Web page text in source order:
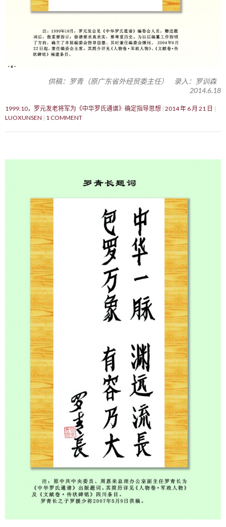
供稿：罗青（原广东省外经贸委主任） 录入：罗训森
2014.6.18
1999.10，罗元发老将军为《中华罗氏通谱》确定指导思想 2014 年 6 月 21 日
LUOXUNSEN
1 COMMENT